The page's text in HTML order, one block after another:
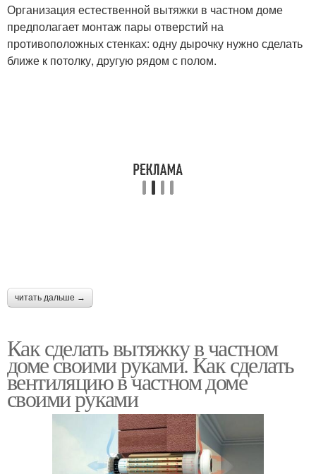
Организация естественной вытяжки в частном доме
предполагает монтаж пары отверстий на
противоположных стенках: одну дырочку нужно сделать
ближе к потолку, другую рядом с полом.
читать дальше →
Как сделать вытяжку в частном
доме своими руками. Как сделать
вентиляцию в частном доме
своими руками